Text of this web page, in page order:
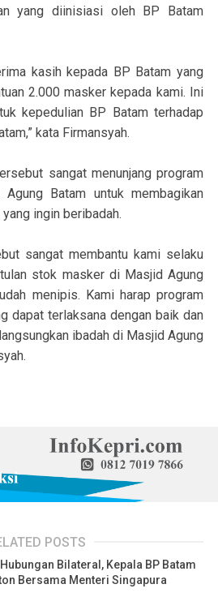
yang diinisiasi oleh BP Batam
kasih kepada BP Batam yang
2.000 masker kepada kami. Ini
kepedulian BP Batam terhadap
kata Firmansyah.
sangat menunjang program
Batam untuk membagikan
ingin beribadah.
sangat membantu kami selaku
stok masker di Masjid Agung
menipis. Kami harap program
dapat terlaksana dengan baik dan
ibadah di Masjid Agung
POSTS
Bilateral, Kepala BP Batam
Bersama Menteri Singapura